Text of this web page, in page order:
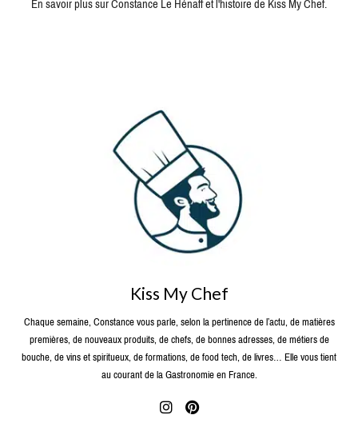
Kiss My Chef
Chaque semaine, Constance vous parle, selon la pertinence de l’actu, de matières
premières, de nouveaux produits, de chefs, de bonnes adresses, de métiers de
bouche, de vins et spiritueux, de formations, de food tech, de livres… Elle vous tient
au courant de la Gastronomie en France.